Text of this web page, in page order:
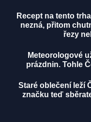
Recept na tento
nezná, přitom
řezy
Meteorologové
prázdnin. Tohle
Staré oblečení leží
značku teď